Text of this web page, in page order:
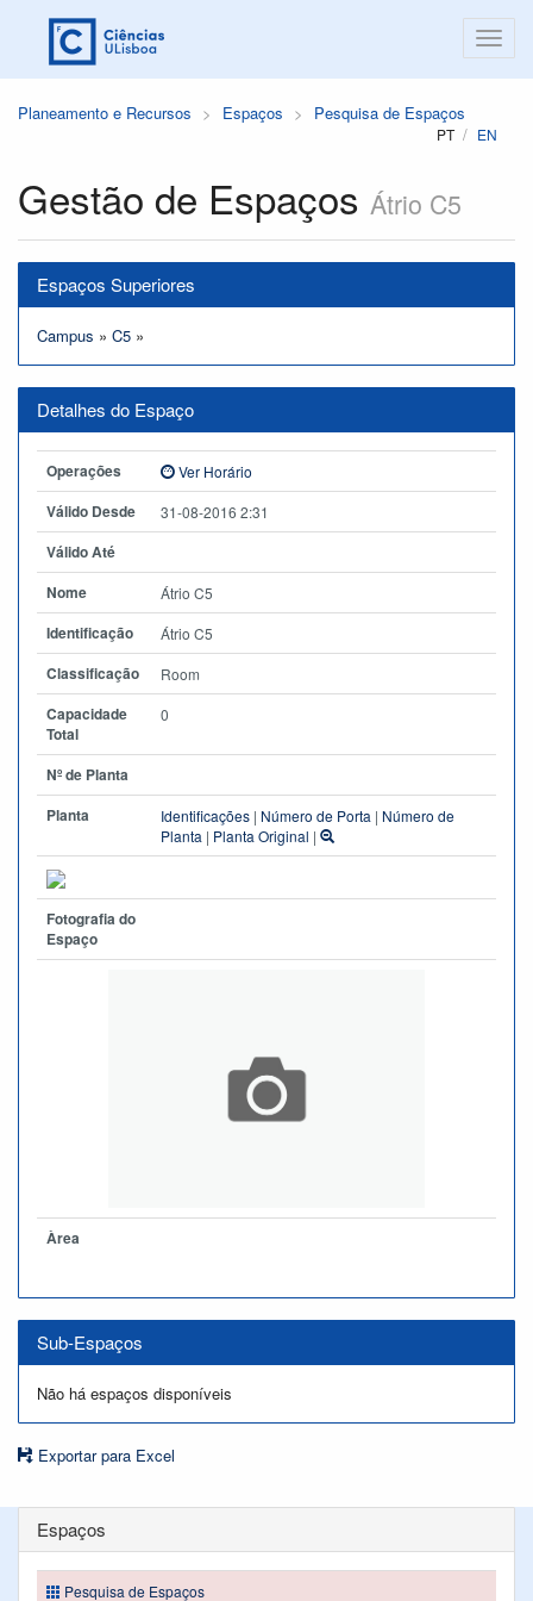
Planeamento e Recursos Espaços Pesquisa de Espaços
PT EN
Gestão de Espaços Átrio C5
Espaços Superiores
Campus » C5 »
Detalhes do Espaço
Operações Ver Horário
Válido Desde 31-08-2016 2:31
Válido Até
Nome
Átrio C5
Identificação Átrio C5
Classificação Room
Capacidade
Total
0
Nº de Planta
Planta
Identificações | Número de Porta | Número de
Planta | Planta Original |
Fotografia do
Espaço
Àrea
Sub-Espaços
Não há espaços disponíveis
Exportar para Excel
Espaços
Pesquisa de Espaços